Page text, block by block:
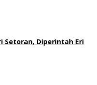
Setoran, Diperintah Eri